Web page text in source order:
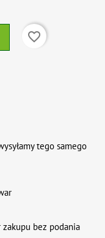
favorite_border
tego samego
bez podania